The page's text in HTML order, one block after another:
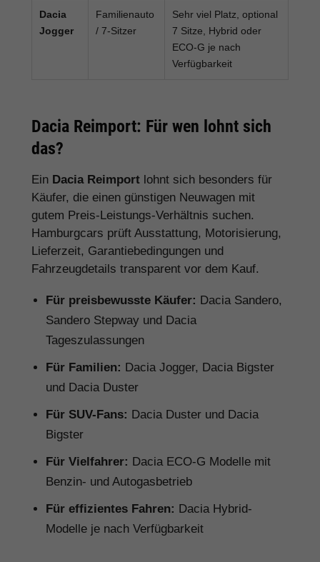
Dacia
Jogger
Familienauto
/ 7-Sitzer
Sehr viel Platz, optional
7 Sitze, Hybrid oder
ECO-G je nach
Verfügbarkeit
Dacia Reimport: Für wen lohnt sich
das?
Ein Dacia Reimport lohnt sich besonders für
Käufer, die einen günstigen Neuwagen mit
gutem Preis-Leistungs-Verhältnis suchen.
Hamburgcars prüft Ausstattung, Motorisierung,
Lieferzeit, Garantiebedingungen und
Fahrzeugdetails transparent vor dem Kauf.
Für preisbewusste Käufer: Dacia Sandero,
Sandero Stepway und Dacia
Tageszulassungen
Für Familien: Dacia Jogger, Dacia Bigster
und Dacia Duster
Für SUV-Fans: Dacia Duster und Dacia
Bigster
Für Vielfahrer: Dacia ECO-G Modelle mit
Benzin- und Autogasbetrieb
Für effizientes Fahren: Dacia Hybrid-
Modelle je nach Verfügbarkeit